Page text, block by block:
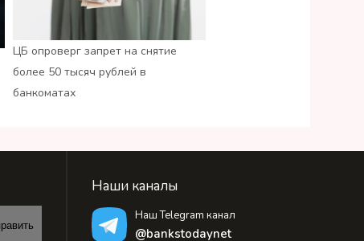
ЦБ опроверг запрет на снятие
более 50 тысяч рублей в
банкоматах
Наши каналы
Наш Telegram канал
@bankstodaynet